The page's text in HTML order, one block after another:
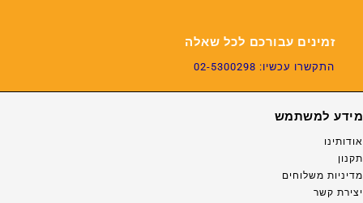
זמינים עבורכם לכל שאלה
התקשרו עכשיו: 02-5300298
מידע למשתמש
אודותינו
תקנון
מדיניות משלוחים
יצירת קשר